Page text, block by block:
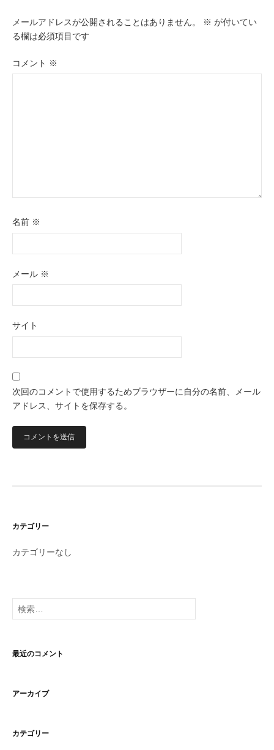
メールアドレスが公開されることはありません。 ※ が付いてい
る欄は必須項目です
コメント ※
名前 ※
メール ※
サイト
次回のコメントで使用するためブラウザーに自分の名前、メール
アドレス、サイトを保存する。
カテゴリー
カテゴリーなし
検
索:
最近のコメント
アーカイブ
カテゴリー